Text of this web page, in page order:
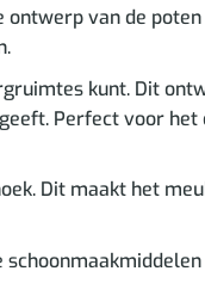
van de
kunt. Dit
Perfect voor het
Dit maakt het